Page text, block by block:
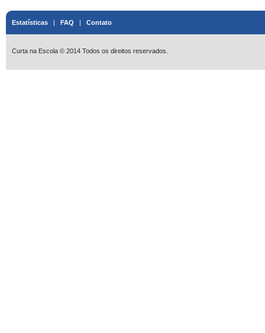
Estatísticas | FAQ | Contato
Curta na Escola © 2014 Todos os direitos reservados.